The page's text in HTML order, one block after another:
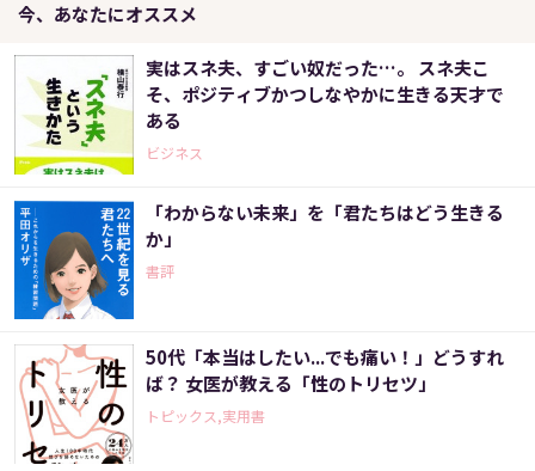
今、あなたにオススメ
実はスネ夫、すごい奴だった…。 スネ夫こ
そ、ポジティブかつしなやかに生きる天才で
ある
ビジネス
「わからない未来」を「君たちはどう生きる
か」
書評
50代「本当はしたい...でも痛い！」どうすれ
ば？ 女医が教える「性のトリセツ」
トピックス,実用書